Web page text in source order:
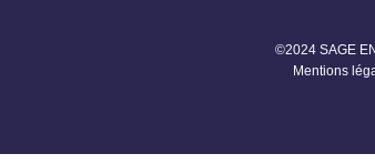
©2024 SAGE
Mentions